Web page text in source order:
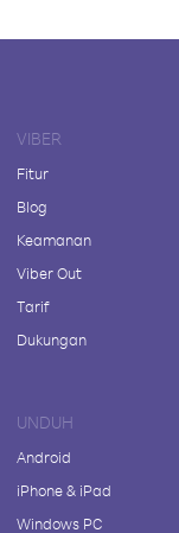
VIBER
Fitur
Blog
Keamanan
Viber Out
Tarif
Dukungan
UNDUH
Android
iPhone & iPad
Windows PC